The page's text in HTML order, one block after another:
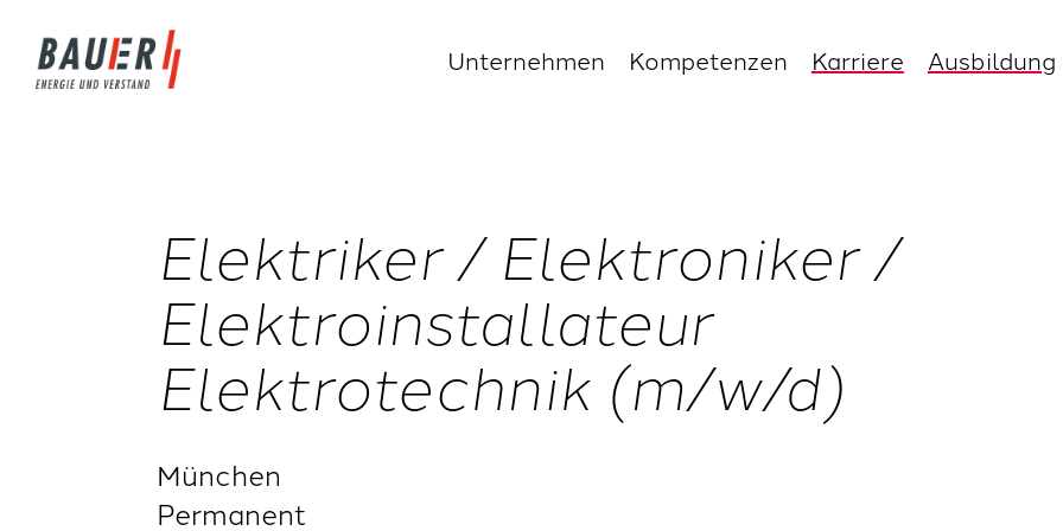
Unternehmen Kompetenzen Karriere Ausbildung
Elektriker / Elektroniker /
Elektroinstallateur
Elektrotechnik (m/w/d)
München
Permanent